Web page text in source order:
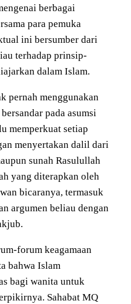
berbagai
para pemuka
ini bersumber dari
terhadap prinsip-
dalam Islam.
pernah menggunakan
pada asumsi
memperkuat setiap
menyertakan dalil dari
sunah Rasulullah
yang diterapkan oleh
bicaranya, termasuk
argumen beliau dengan
forum keagamaan
bahwa Islam
bagi wanita untuk
Sahabat MQ